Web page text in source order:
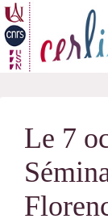
Passer
au
contenu
Le 7